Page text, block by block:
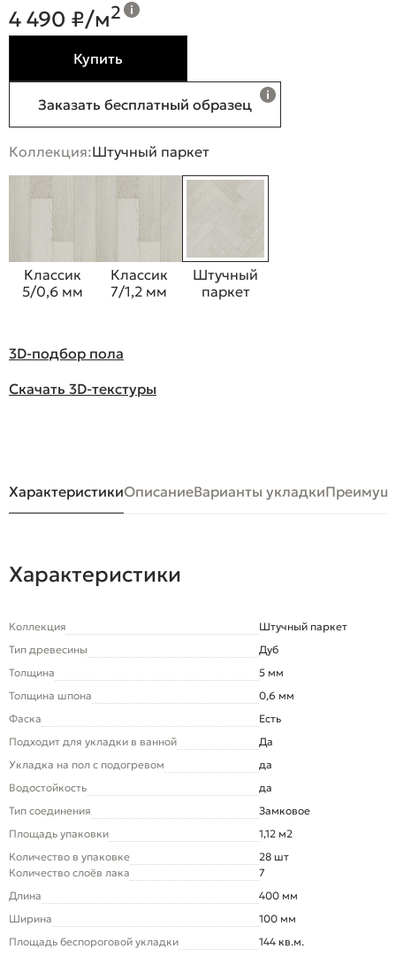
4 490 ₽/м2
Купить
Заказать бесплатный образец
Коллекция:Штучный паркет
Классик
5/0,6 мм
Классик
7/1,2 мм
Штучный
паркет
3D-подбор пола
Скачать 3D-текстуры
ХарактеристикиОписаниеВарианты укладки
Характеристики
Коллекция
Штучный паркет
Тип древесины
Дуб
Толщина
5 мм
Толщина шпона
0,6 мм
Фаска
Есть
Подходит для укладки в ванной
Да
Укладка на пол c подогревом
да
Водостойкость
да
Тип соединения
Замковое
Площадь упаковки
1,12 м2
Количество в упаковке
28 шт
Количество слоёв лака
7
Длина
400 мм
Ширина
100 мм
Площадь беспороговой укладки
144 кв.м.